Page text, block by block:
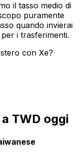
il tasso medio di
puramente
quando invierai
i trasferimenti.
con Xe?
TWD oggi